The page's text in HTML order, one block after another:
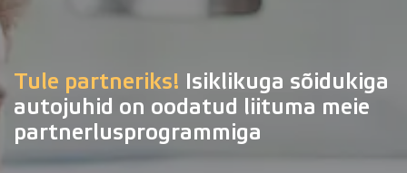
Tule partneriks! Isiklikuga sõidukiga
autojuhid on oodatud liituma meie
partnerlusprogrammiga